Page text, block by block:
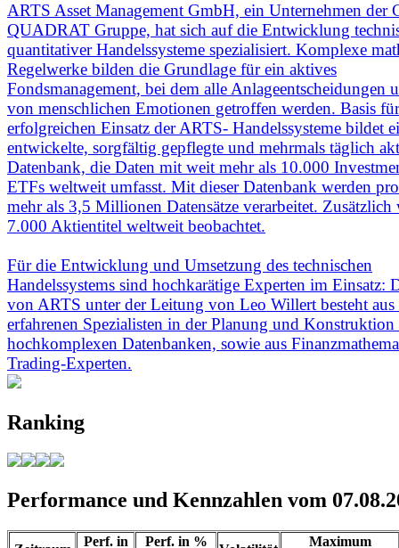
ARTS Asset Management GmbH, ein Unternehmen der
QUADRAT Gruppe, hat sich auf die Entwicklung
quantitativer Handelssysteme spezialisiert. Komplexe
Regelwerke bilden die Grundlage für ein aktives
Fondsmanagement, bei dem alle Anlageentscheidungen
von menschlichen Emotionen getroffen werden. Basis
erfolgreichen Einsatz der ARTS- Handelssysteme bildet
entwickelte, sorgfältig gepflegte und mehrmals täglich
Datenbank, die Daten mit weit mehr als 10.000
ETFs weltweit umfasst. Mit dieser Datenbank werden
mehr als 3,5 Millionen Datensätze verarbeitet. Zusätzlich
7.000 Aktientitel weltweit beobachtet.
Für die Entwicklung und Umsetzung des technischen
Handelssystems sind hochkarätige Experten im Einsatz:
von ARTS unter der Leitung von Leo Willert besteht
erfahrenen Spezialisten in der Planung und
hochkomplexen Datenbanken, sowie aus
Trading-Experten.
Ranking
Performance und Kennzahlen vom
Perf. in Perf. in % Maximum